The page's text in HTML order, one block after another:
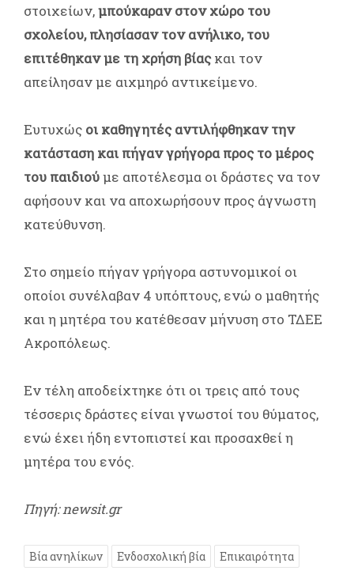
στοιχείων,μπούκαραν στον χώρο του
σχολείου, πλησίασαν τον ανήλικο, του
επιτέθηκαν με τη χρήση βίαςκαι τον
απείλησαν με αιχμηρό αντικείμενο.
Ευτυχώς οι καθηγητές αντιλήφθηκαν την
κατάσταση και πήγαν γρήγορα προς το μέρος
του παιδιούμε αποτέλεσμα οι δράστες να τον
αφήσουν και να αποχωρήσουν προς άγνωστη
κατεύθυνση.
Στο σημείο πήγαν γρήγορα αστυνομικοί οι
οποίοι συνέλαβαν 4 υπόπτους, ενώ ο μαθητής
και η μητέρα του κατέθεσαν μήνυση στο ΤΔΕΕ
Ακροπόλεως.
Εν τέλη αποδείχτηκε ότι οι τρεις από τους
τέσσερις δράστες είναι γνωστοί του θύματος,
ενώ έχει ήδη εντοπιστεί και προσαχθεί η
μητέρα του ενός.
Πηγή: newsit.gr
Βία ανηλίκων Ενδοσχολική βία Επικαιρότητα